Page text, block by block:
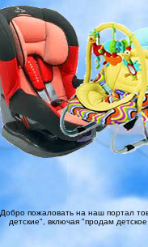
Добро пожаловать на наш портал
детские", включая "продам